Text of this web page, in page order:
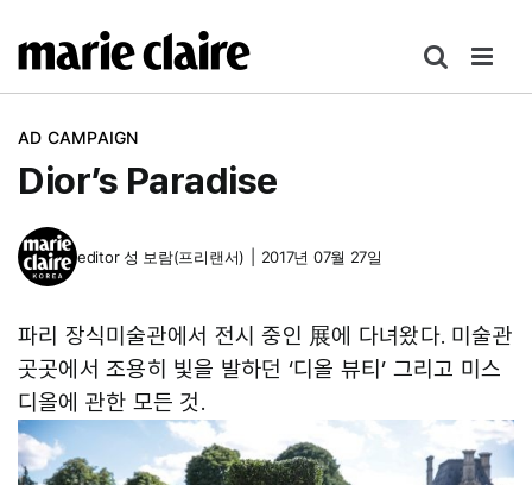
텐
건AD CAMPAIGN
Dior’s Paradise
editor 성 보람(프리랜서) 2017년 07월 27일
파리 장식미술관에서 전시 중인 展에 다녀왔다. 미술관
곳곳에서 조용히 빛을 발하던 ‘디올 뷰티’ 그리고 미스
디올에 관한 모든 것.